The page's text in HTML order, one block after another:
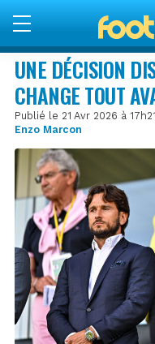
UNE DÉCISION
CHANGE TOUT
Publié le 21 Avr 2026 à
Enzo Marcon